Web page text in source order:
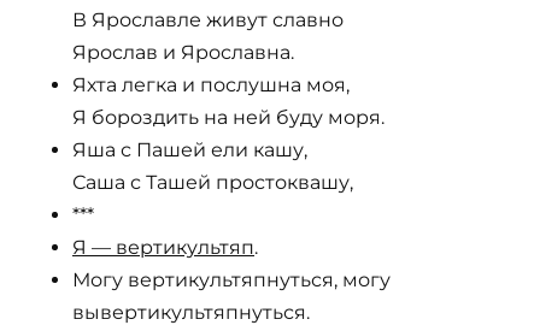
В Ярославле живут славно
Ярослав и Ярославна.
Яхта легка и послушна моя,
Я бороздить на ней буду моря.
Яша с Пашей ели кашу,
Саша с Ташей простоквашу,
***
Я — вертикультяп.
Могу вертикультяпнуться, могу
вывертикультяпнуться.